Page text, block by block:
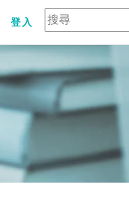
登入